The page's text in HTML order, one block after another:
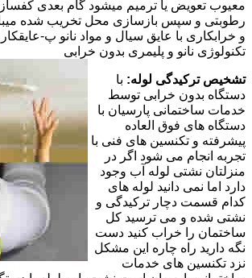
معیوب تعویض یا ترمیم میشود گام بعدی
رطوبتی و سپس بازسازی محل تخریب شده
و خرابکاری با عایق سیال و مواد نانو پ-
تکنولوژی نانو و پلیمری بدون خرابی
تشخیص ترکیدگی لوله: با
دستگاه بدون خرابی توسط
خدمات ساختمانی پارسیان با
دستگاه های فوق العاده
پیشرفته و تکنسین های فنی با
تجربه انجام می شود اگر در
منزلتان نشتی لوله آب وجود
دارد اما نمی دانید لوله های
کدام قسمت دچار ترکیدگی و
نشتی شده و می ترسید کل
ساختمان را خراب کنید دست
نگه دارید راه چاره این مشکل
نزد تکنسین های خدمات